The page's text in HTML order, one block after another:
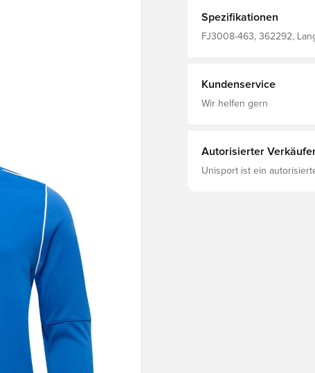
Spezifikationen
FJ3008-463, 362292,
Kundenservice
Wir helfen gern
Autorisierter
Unisport ist ein